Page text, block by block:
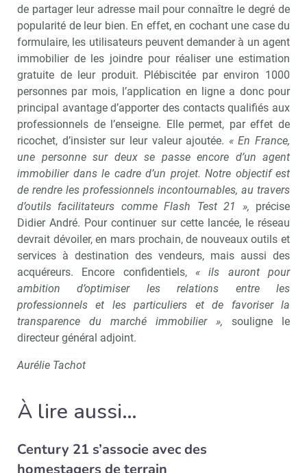
de partager leur adresse mail pour connaître le degré de
popularité de leur bien. En effet, en cochant une case du
formulaire, les utilisateurs peuvent demander à un agent
immobilier de les joindre pour réaliser une estimation
gratuite de leur produit. Plébiscitée par environ 1000
personnes par mois, l’application en ligne a donc pour
principal avantage d’apporter des contacts qualifiés aux
professionnels de l’enseigne. Elle permet, par effet de
ricochet, d’insister sur leur valeur ajoutée. « En France,
une personne sur deux se passe encore d’un agent
immobilier dans le cadre d’un projet. Notre objectif est
de rendre les professionnels incontournables, au travers
d’outils facilitateurs comme Flash Test 21 », précise
Didier André. Pour continuer sur cette lancée, le réseau
devrait dévoiler, en mars prochain, de nouveaux outils et
services à destination des vendeurs, mais aussi des
acquéreurs. Encore confidentiels, « ils auront pour
ambition d’optimiser les relations entre les
professionnels et les particuliers et de favoriser la
transparence du marché immobilier », souligne le
directeur général adjoint.
Aurélie Tachot
À lire aussi…
Century 21 s’associe avec des
homestagers de terrain